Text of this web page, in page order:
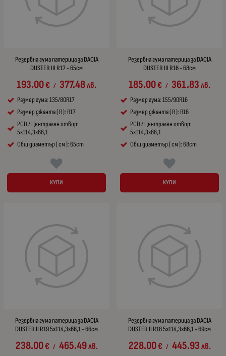
Резервна гума патерица за DACIA
DUSTER III R17 - 65см
193.00€ / 377.48лв.
Размер гума: 135/80R17
Размер джанта ( R ): R17
PCD / Централен отвор:
5x114,3x66,1
Общ диаметър ( см ): 65cm
КУПИ
Резервна гума патерица за DACIA
DUSTER III R16 - 68см
185.00€ / 361.83лв.
Размер гума: 155/90R16
Размер джанта ( R ): R16
PCD / Централен отвор:
5x114,3x66,1
Общ диаметър ( см ): 68cm
КУПИ
Резервна гума патерица за DACIA
DUSTER II R19 5x114,3x66,1 - 66см
238.00€ / 465.49лв.
Резервна гума патерица за DACIA
DUSTER II R18 5x114,3x66,1 - 69см
228.00€ / 445.93лв.